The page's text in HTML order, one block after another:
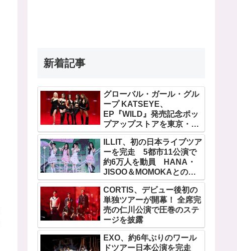
新着記事
グローバル・ガール・グル
ープ KATSEYE、
EP『WILD』発売記念ポッ
プアップストアを東京・原
宿で開催 限定グッズも登
場ILLIT、初の日本ライブツア
ーを完走 5都市11公演で
約6万人を動員 HANA・
JISOO＆MOMOKAとのス
ペシャルコラボも実現
CORTIS、デビュー後初の
単独ツアーが開幕！ 全席完
売の仁川公演で圧巻のステ
ージを披露
EXO、約6年ぶりのワール
ドツアー日本公演を完走